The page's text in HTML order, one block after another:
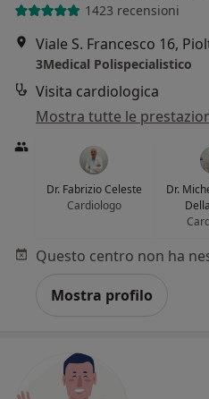
1423 recensioni
Viale S. Francesco 16,
3Medical Polispecialistico
Visita cardiologica
Mostra tutte le
Dr. Fabrizio Celeste
Cardiologo
Dr.
Mostra profilo